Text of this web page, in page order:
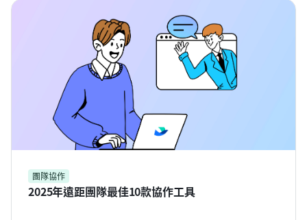
團隊協作
2025年遠距團隊最佳10款協作工具